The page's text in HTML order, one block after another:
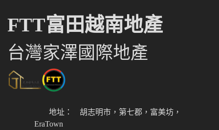
FTT富田越南地產
台灣家澤國際地產
地址：
胡志明市，第七郡，富美坊，
EraTown